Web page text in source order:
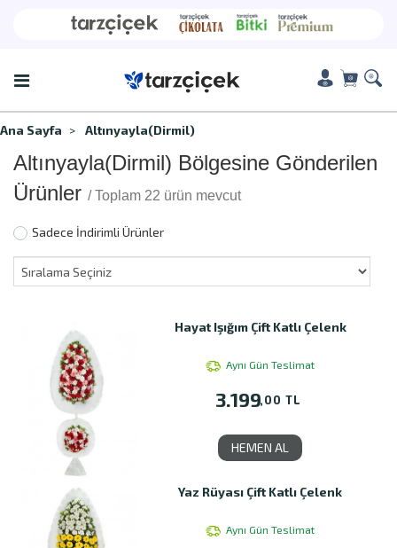
Ana Sayfa Altınyayla(Dirmil)
Altınyayla(Dirmil) Bölgesine Gönderilen
Ürünler / Toplam 22 ürün mevcut
Sadece İndirimli Ürünler
Hayat Işığım Çift Katlı Çelenk
Aynı Gün Teslimat
3.199,00 TL
HEMEN AL
Yaz Rüyası Çift Katlı Çelenk
Aynı Gün Teslimat